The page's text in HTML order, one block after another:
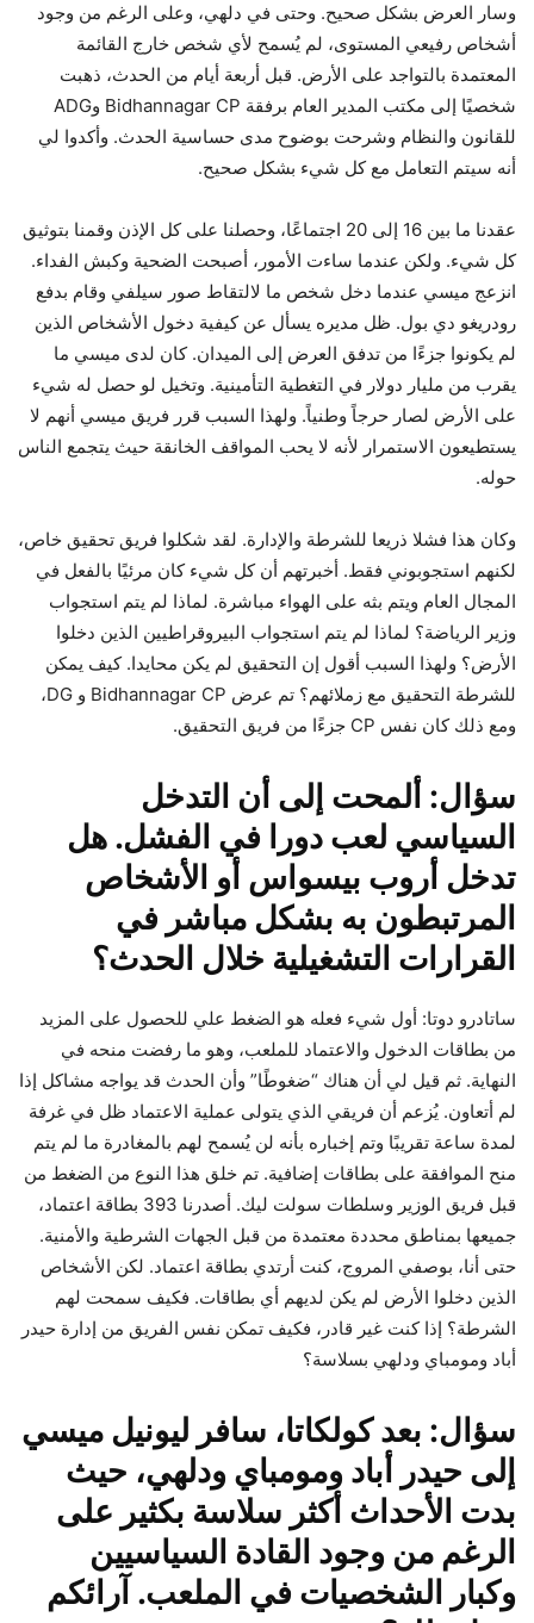
وسار العرض بشكل صحيح. وحتى في دلهي، وعلى الرغم من وجود
أشخاص رفيعي المستوى، لم يُسمح لأي شخص خارج القائمة
المعتمدة بالتواجد على الأرض. قبل أربعة أيام من الحدث، ذهبت
شخصيًا إلى مكتب المدير العام برفقة Bidhannagar CP وADG
للقانون والنظام وشرحت بوضوح مدى حساسية الحدث. وأكدوا لي
أنه سيتم التعامل مع كل شيء بشكل صحيح.
عقدنا ما بين 16 إلى 20 اجتماعًا، وحصلنا على كل الإذن وقمنا بتوثيق
كل شيء. ولكن عندما ساءت الأمور، أصبحت الضحية وكبش الفداء.
انزعج ميسي عندما دخل شخص ما لالتقاط صور سيلفي وقام بدفع
رودريغو دي بول. ظل مديره يسأل عن كيفية دخول الأشخاص الذين
لم يكونوا جزءًا من تدفق العرض إلى الميدان. كان لدى ميسي ما
يقرب من مليار دولار في التغطية التأمينية. وتخيل لو حصل له شيء
على الأرض لصار حرجاً وطنياً. ولهذا السبب قرر فريق ميسي أنهم لا
يستطيعون الاستمرار لأنه لا يحب المواقف الخانقة حيث يتجمع الناس
حوله.
وكان هذا فشلا ذريعا للشرطة والإدارة. لقد شكلوا فريق تحقيق خاص،
لكنهم استجوبوني فقط. أخبرتهم أن كل شيء كان مرئيًا بالفعل في
المجال العام ويتم بثه على الهواء مباشرة. لماذا لم يتم استجواب
وزير الرياضة؟ لماذا لم يتم استجواب البيروقراطيين الذين دخلوا
الأرض؟ ولهذا السبب أقول إن التحقيق لم يكن محايدا. كيف يمكن
للشرطة التحقيق مع زملائهم؟ تم عرض Bidhannagar CP و DG،
ومع ذلك كان نفس CP جزءًا من فريق التحقيق.
سؤال: ألمحت إلى أن التدخل
السياسي لعب دورا في الفشل. هل
تدخل أروب بيسواس أو الأشخاص
المرتبطون به بشكل مباشر في
القرارات التشغيلية خلال الحدث؟
ساتادرو دوتا: أول شيء فعله هو الضغط علي للحصول على المزيد
من بطاقات الدخول والاعتماد للملعب، وهو ما رفضت منحه في
النهاية. ثم قيل لي أن هناك “ضغوطًا” وأن الحدث قد يواجه مشاكل إذا
لم أتعاون. يُزعم أن فريقي الذي يتولى عملية الاعتماد ظل في غرفة
لمدة ساعة تقريبًا وتم إخباره بأنه لن يُسمح لهم بالمغادرة ما لم يتم
منح الموافقة على بطاقات إضافية. تم خلق هذا النوع من الضغط من
قبل فريق الوزير وسلطات سولت ليك. أصدرنا 393 بطاقة اعتماد،
جميعها بمناطق محددة معتمدة من قبل الجهات الشرطية والأمنية.
حتى أنا، بوصفي المروج، كنت أرتدي بطاقة اعتماد. لكن الأشخاص
الذين دخلوا الأرض لم يكن لديهم أي بطاقات. فكيف سمحت لهم
الشرطة؟ إذا كنت غير قادر، فكيف تمكن نفس الفريق من إدارة حيدر
أباد ومومباي ودلهي بسلاسة؟
سؤال: بعد كولكاتا، سافر ليونيل ميسي
إلى حيدر أباد ومومباي ودلهي، حيث
بدت الأحداث أكثر سلاسة بكثير على
الرغم من وجود القادة السياسيين
وكبار الشخصيات في الملعب. آرائكم